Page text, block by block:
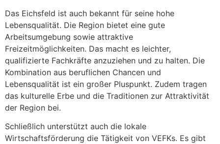
Das Eichsfeld ist auch bekannt für seine hohe
Lebensqualität. Die Region bietet eine gute
Arbeitsumgebung sowie attraktive
Freizeitmöglichkeiten. Das macht es leichter,
qualifizierte Fachkräfte anzuziehen und zu halten. Die
Kombination aus beruflichen Chancen und
Lebensqualität ist ein großer Pluspunkt. Zudem tragen
das kulturelle Erbe und die Traditionen zur Attraktivität
der Region bei.
Schließlich unterstützt auch die lokale
Wirtschaftsförderung die Tätigkeit von VEFKs. Es gibt